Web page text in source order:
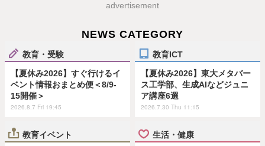
advertisement
NEWS CATEGORY
教育・受験
【夏休み2026】すぐ行けるイ
ベント情報おまとめ便＜8/9-
15開催＞
2026.8.7 Fri 19:45
教育ICT
【夏休み2026】東大メタバー
ス工学部、生成AIなどジュニ
ア講座6選
2026.7.30 Thu 11:15
教育イベント 生活・健康